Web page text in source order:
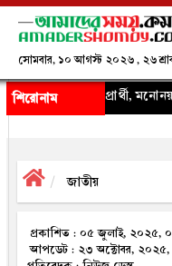
সোমবার, ১০ আগস্ট ২০২৬ , ২৬
শিরোনামমনোনয়নপত্র সংগ্রহ করল
জাতীয়
প্রকাশিত : ০৫ জুলাই, ২০২৫,
আপডেট : ২৩ অক্টোবর, ২০২৫,